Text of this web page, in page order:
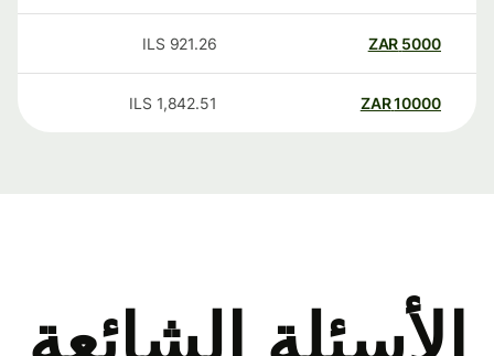
5000
ZAR
921.26
ILS
10000
ZAR
1,842.51
ILS